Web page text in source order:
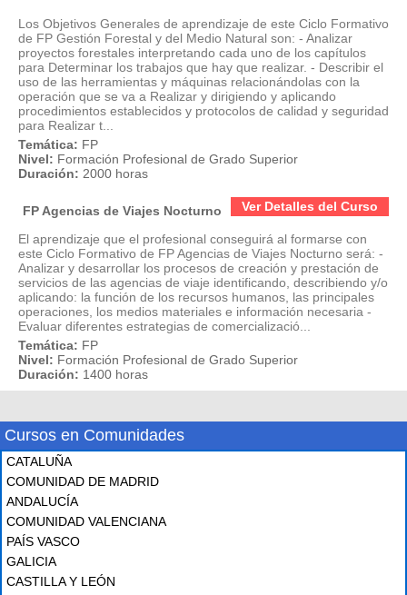
Los Objetivos Generales de aprendizaje de este Ciclo Formativo
de FP Gestión Forestal y del Medio Natural son: - Analizar
proyectos forestales interpretando cada uno de los capítulos
para Determinar los trabajos que hay que realizar. - Describir el
uso de las herramientas y máquinas relacionándolas con la
operación que se va a Realizar y dirigiendo y aplicando
procedimientos establecidos y protocolos de calidad y seguridad
para Realizar t...
Temática: FP
Nivel: Formación Profesional de Grado Superior
Duración: 2000 horas
Ver Detalles del Curso
FP Agencias de Viajes Nocturno
El aprendizaje que el profesional conseguirá al formarse con
este Ciclo Formativo de FP Agencias de Viajes Nocturno será: -
Analizar y desarrollar los procesos de creación y prestación de
servicios de las agencias de viaje identificando, describiendo y/o
aplicando: la función de los recursos humanos, las principales
operaciones, los medios materiales e información necesaria -
Evaluar diferentes estrategias de comercializació...
Temática: FP
Nivel: Formación Profesional de Grado Superior
Duración: 1400 horas
Cursos en Comunidades
CATALUÑA
COMUNIDAD DE MADRID
ANDALUCÍA
COMUNIDAD VALENCIANA
PAÍS VASCO
GALICIA
CASTILLA Y LEÓN